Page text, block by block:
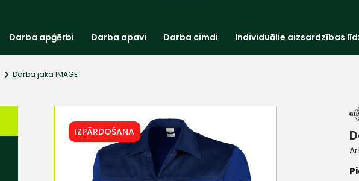
Darba apģērbi Darba apavi Darba cimdi Individuālie aizsardzības
Darba jaka IMAGE
IZPĀRDOŠANA